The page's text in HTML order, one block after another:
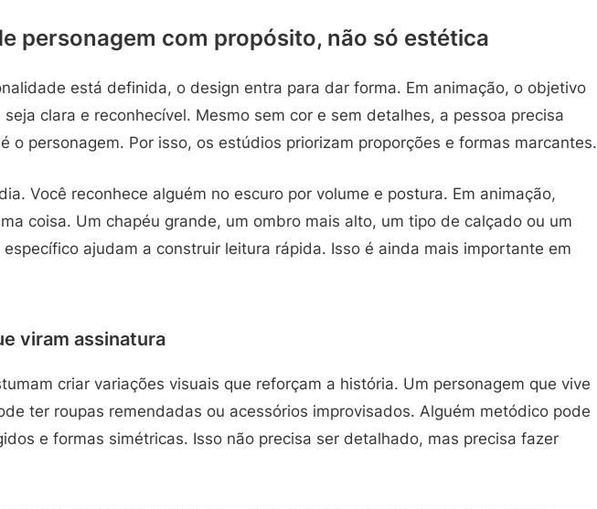
personagem com propósito, não só estética
está definida, o design entra para dar forma. Em animação, o objetivo
clara e reconhecível. Mesmo sem cor e sem detalhes, a pessoa precisa
o personagem. Por isso, os estúdios priorizam proporções e formas marcantes.
Você reconhece alguém no escuro por volume e postura. Em animação,
coisa. Um chapéu grande, um ombro mais alto, um tipo de calçado ou um
ajudam a construir leitura rápida. Isso é ainda mais importante em
viram assinatura
criar variações visuais que reforçam a história. Um personagem que vive
ter roupas remendadas ou acessórios improvisados. Alguém metódico pode
e formas simétricas. Isso não precisa ser detalhado, mas precisa fazer